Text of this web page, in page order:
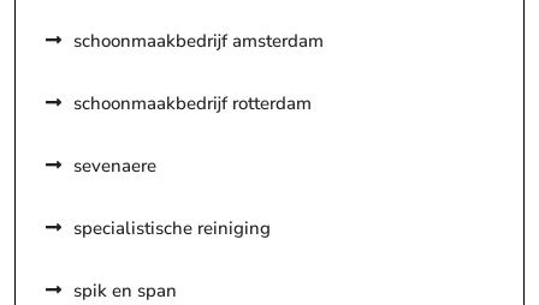
schoonmaakbedrijf amsterdam
schoonmaakbedrijf rotterdam
sevenaere
specialistische reiniging
spik en span